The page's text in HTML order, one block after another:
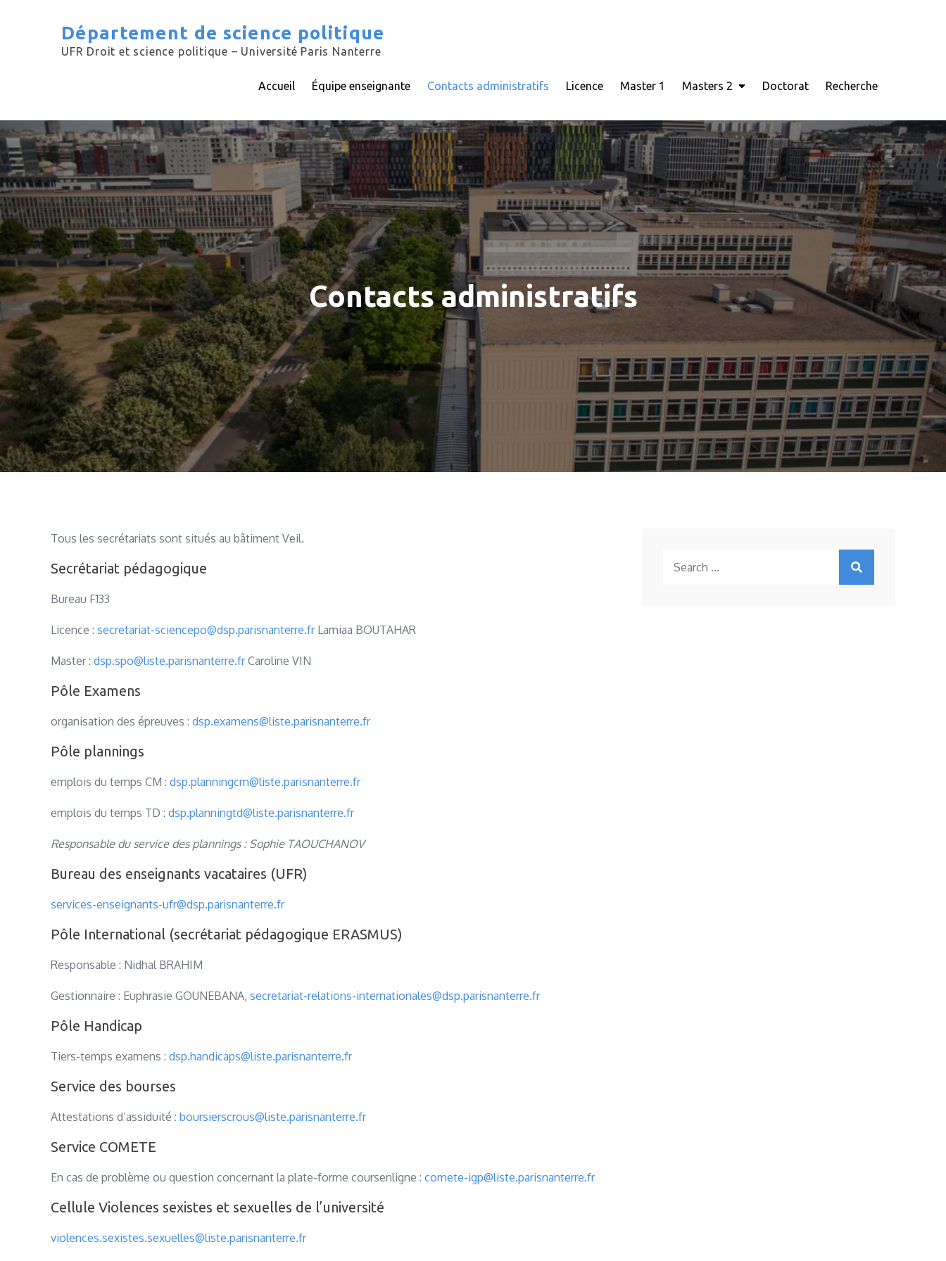
Département de science politique
UFR Droit et science politique – Université Paris Nanterre
Accueil Équipe enseignante Contacts administratifs Licence Master 1 Masters 2 Doctorat Recherche
Contacts administratifs
Tous les secrétariats sont situés au bâtiment Veil.
Secrétariat pédagogique
Bureau F133
Licence : secretariat-sciencepo@dsp.parisnanterre.frLamiaa BOUTAHAR
Master : dsp.spo@liste.parisnanterre.frCaroline VIN
Pôle Examens
organisation des épreuves : dsp.examens@liste.parisnanterre.fr
Pôle plannings
emplois du temps CM : dsp.planningcm@liste.parisnanterre.fr
emplois du temps TD : dsp.planningtd@liste.parisnanterre.fr
Responsable du service des plannings : Sophie TAOUCHANOV
Bureau des enseignants vacataires (UFR)
services-enseignants-ufr@dsp.parisnanterre.fr
Pôle International (secrétariat pédagogique ERASMUS)
Responsable : Nidhal BRAHIM
Gestionnaire : Euphrasie GOUNEBANA, secretariat-relations-internationales@dsp.parisnanterre.fr
Pôle Handicap
Tiers-temps examens : dsp.handicaps@liste.parisnanterre.fr
Service des bourses
Attestations d’assiduité : boursierscrous@liste.parisnanterre.fr
Service COMETE
En cas de problème ou question concernant la plate-forme coursenligne : comete-igp@liste.parisnanterre.fr
Cellule Violences sexistes et sexuelles de l’université
violences.sexistes.sexuelles@liste.parisnanterre.fr